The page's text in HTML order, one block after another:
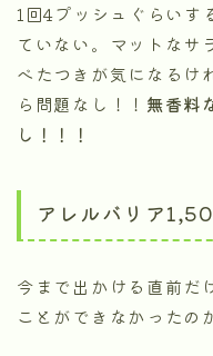
1回4プッシュぐらいす
ていない。マットなサ
べたつきが気になるけ
ら問題なし！！ 無香料
し！！！
アレルバリア
今まで出かける直前だ
ことができなかったの